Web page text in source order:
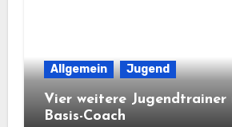
Allgemein Jugend
Vier weitere Jugendtrainer
Basis-Coach